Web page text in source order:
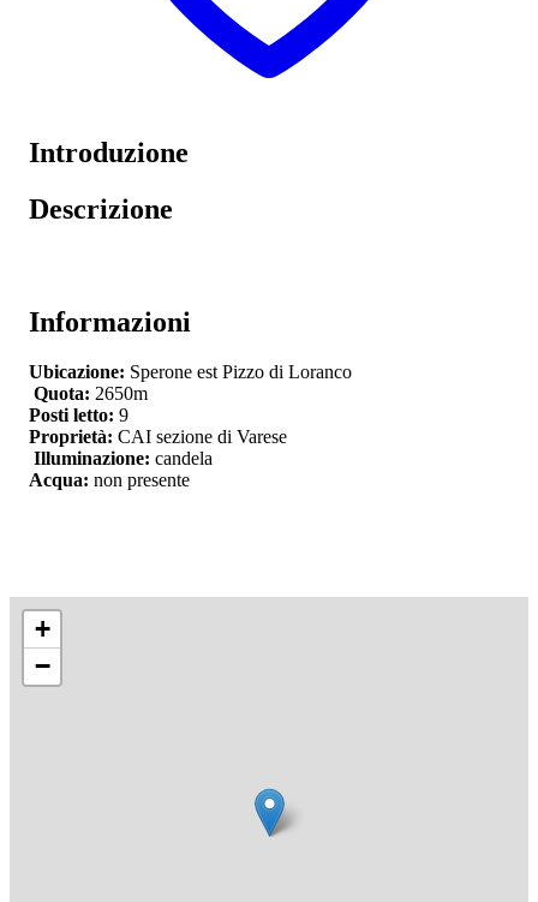
Introduzione
Descrizione
Informazioni
Ubicazione: Sperone est Pizzo di Loranco
Quota: 2650m
Posti letto: 9
Proprietà: CAI sezione di Varese
Illuminazione: candela
Acqua: non presente
+
−